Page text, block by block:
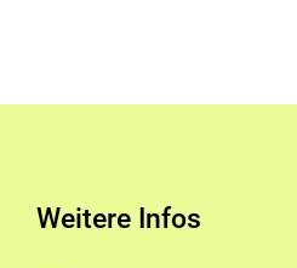
Weitere Infos